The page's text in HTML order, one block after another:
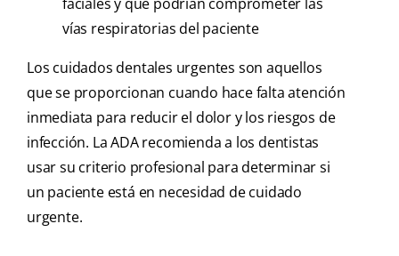
vías respiratorias del paciente
Los cuidados dentales urgentes son aquellos
que se proporcionan cuando hace falta atención
inmediata para reducir el dolor y los riesgos de
infección. La ADA recomienda a los dentistas
usar su criterio profesional para determinar si
un paciente está en necesidad de cuidado
urgente.